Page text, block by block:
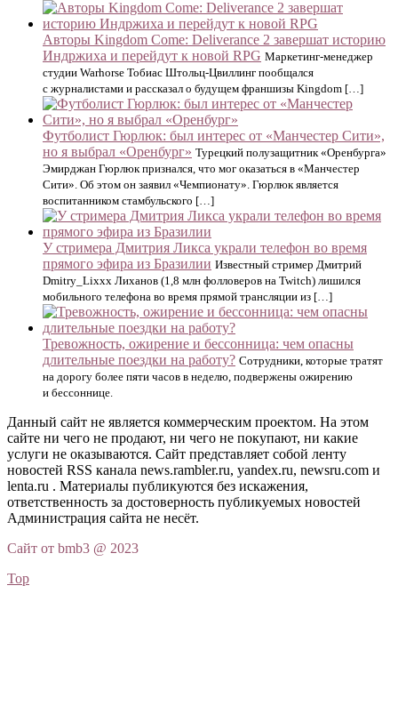
Авторы Kingdom Come: Deliverance 2 завершат историю
Индржиха и перейдут к новой RPG Маркетинг-менеджер
студии Warhorse Тобиас Штольц-Цвиллинг пообщался
с журналистами и рассказал о будущем франшизы Kingdom […]
Футболист Гюрлюк: был интерес от «Манчестер Сити»,
но я выбрал «Оренбург» Турецкий полузащитник «Оренбурга»
Эмирджан Гюрлюк признался, что мог оказаться в «Манчестер
Сити». Об этом он заявил «Чемпионату». Гюрлюк является
воспитанником стамбульского […]
У стримера Дмитрия Ликса украли телефон во время
прямого эфира из Бразилии Известный стример Дмитрий
Dmitry_Lixxx Лиханов (1,8 млн фолловеров на Twitch) лишился
мобильного телефона во время прямой трансляции из […]
Тревожность, ожирение и бессонница: чем опасны
длительные поездки на работу? Сотрудники, которые тратят
на дорогу более пяти часов в неделю, подвержены ожирению
и бессоннице.
Данный сайт не является коммерческим проектом. На этом
сайте ни чего не продают, ни чего не покупают, ни какие
услуги не оказываются. Сайт представляет собой ленту
новостей RSS канала news.rambler.ru, yandex.ru, newsru.com и
lenta.ru . Материалы публикуются без искажения,
ответственность за достоверность публикуемых новостей
Администрация сайта не несёт.
Сайт от bmb3 @ 2023
Top